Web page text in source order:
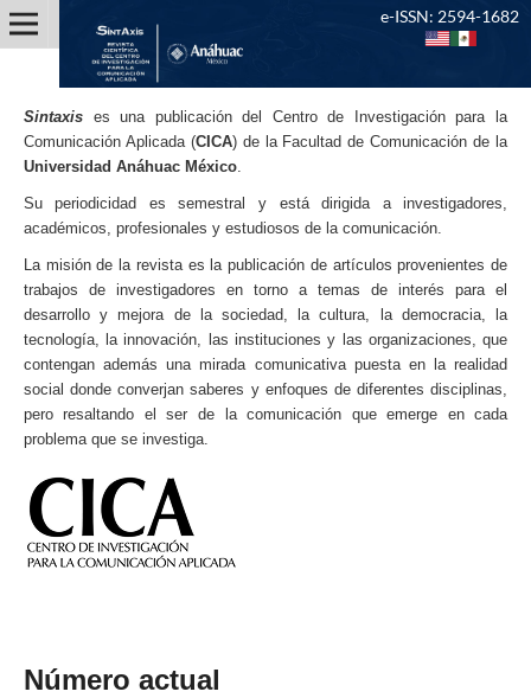
Sintaxis es una publicación del Centro de Investigación para la
Comunicación Aplicada (CICA) de la Facultad de Comunicación de la
Universidad Anáhuac México.
Su periodicidad es semestral y está dirigida a investigadores,
académicos, profesionales y estudiosos de la comunicación.
La misión de la revista es la publicación de artículos provenientes de
trabajos de investigadores en torno a temas de interés para el
desarrollo y mejora de la sociedad, la cultura, la democracia, la
tecnología, la innovación, las instituciones y las organizaciones, que
contengan además una mirada comunicativa puesta en la realidad
social donde converjan saberes y enfoques de diferentes disciplinas,
pero resaltando el ser de la comunicación que emerge en cada
problema que se investiga.
Número actual
e-ISSN: 2594-1682